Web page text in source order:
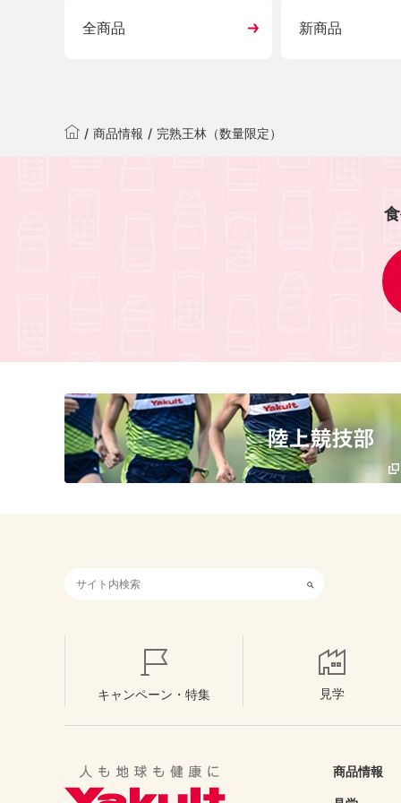
全商品 新商品
/ 商品情報 / 完熟王林（数量限定）
検索キーワード入力
キャンペーン・特集 見学
商品情報